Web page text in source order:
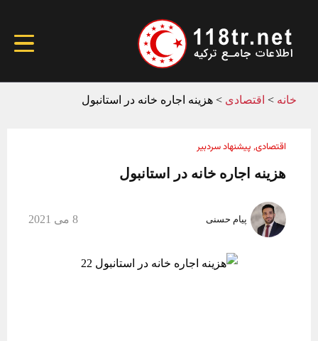
خانه > اقتصادی > هزینه اجاره خانه در استانبول
اقتصادی پیشنهاد سردبیر
هزینه اجاره خانه در استانبول
پیام حسنی 8 می 2021